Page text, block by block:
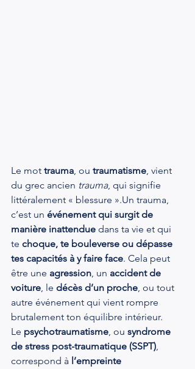
Le mot trauma, ou traumatisme, vient
du grec ancien trauma, qui signifie
littéralement « blessure ».Un trauma,
c’est un événement qui surgit de
manière inattendue dans ta vie et qui
te choque, te bouleverse ou dépasse
tes capacités à y faire face. Cela peut
être une agression, un accident de
voiture, le décès d’un proche, ou tout
autre événement qui vient rompre
brutalement ton équilibre intérieur.
Le psychotraumatisme, ou syndrome
de stress post-traumatique (SSPT),
correspond à l’empreinte